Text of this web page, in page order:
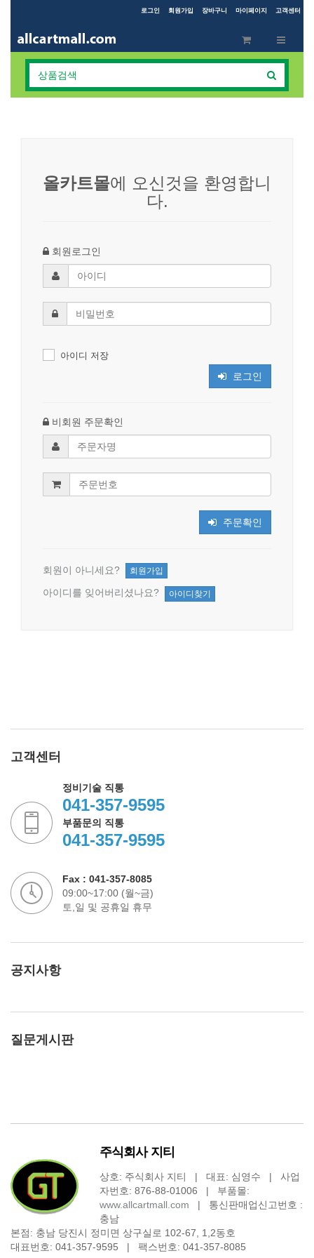
로그인 회원가입 장바구니 마이페이지 고객센터
Toggle
Toggle
navigation
올카트몰에 오신것을 환영합니
다.
회원로그인
아이디 저장
로그인
비회원 주문확인
주문확인
회원이 아니세요? 회원가입
아이디를 잊어버리셨나요? 아이디찾기
고객센터
정비기술 직통
041-357-9595
부품문의 직통
041-357-9595
Fax : 041-357-8085
09:00~17:00 (월~금)
토,일 및 공휴일 휴무
공지사항
질문게시판
주식회사 지티
상호: 주식회사 지티 | 대표: 심영수 | 사업
자번호: 876-88-01006 | 부품몰:
www.allcartmall.com | 통신판매업신고번호 :
충남
본점: 충남 당진시 정미면 상구실로 102-67, 1,2동호
대표번호: 041-357-9595 | 팩스번호: 041-357-8085